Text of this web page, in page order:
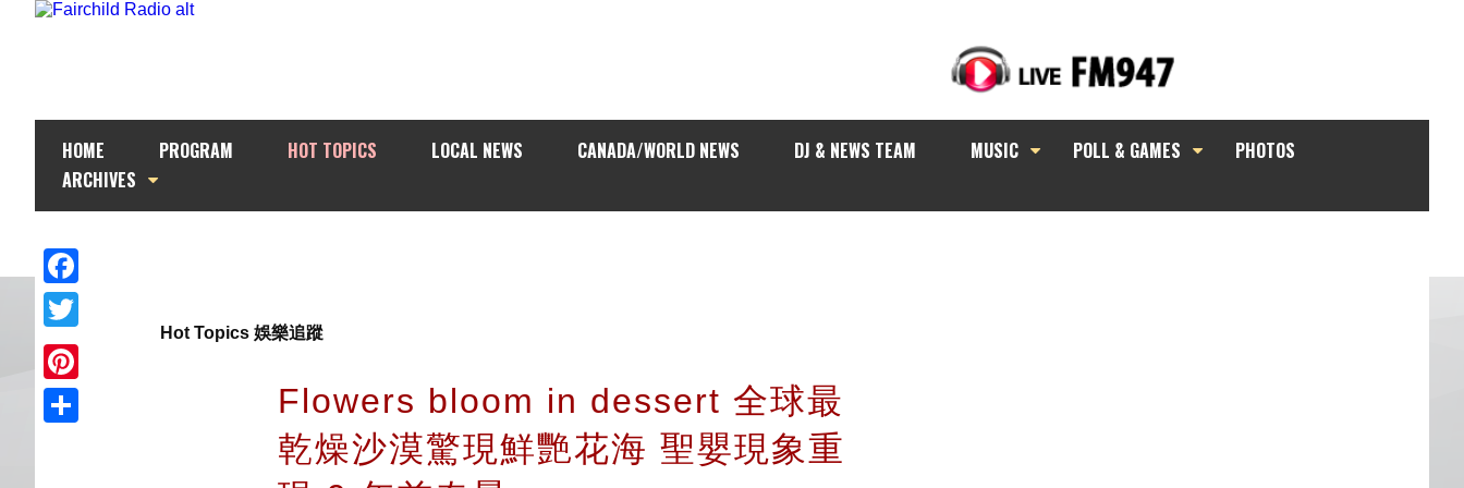
HOME PROGRAM HOT TOPICS LOCAL NEWS CANADA/WORLD NEWS DJ & NEWS TEAM MUSIC POLL & GAMES
PHOTOS
ARCHIVES
Facebook
Twitter
Pinterest
Hot Topics 娛樂追蹤
Flowers bloom in dessert 全球最
乾燥沙漠驚現鮮艷花海 聖嬰現象重